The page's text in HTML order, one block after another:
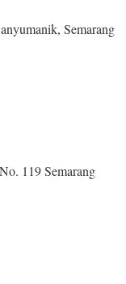
Semarang
119 Semarang